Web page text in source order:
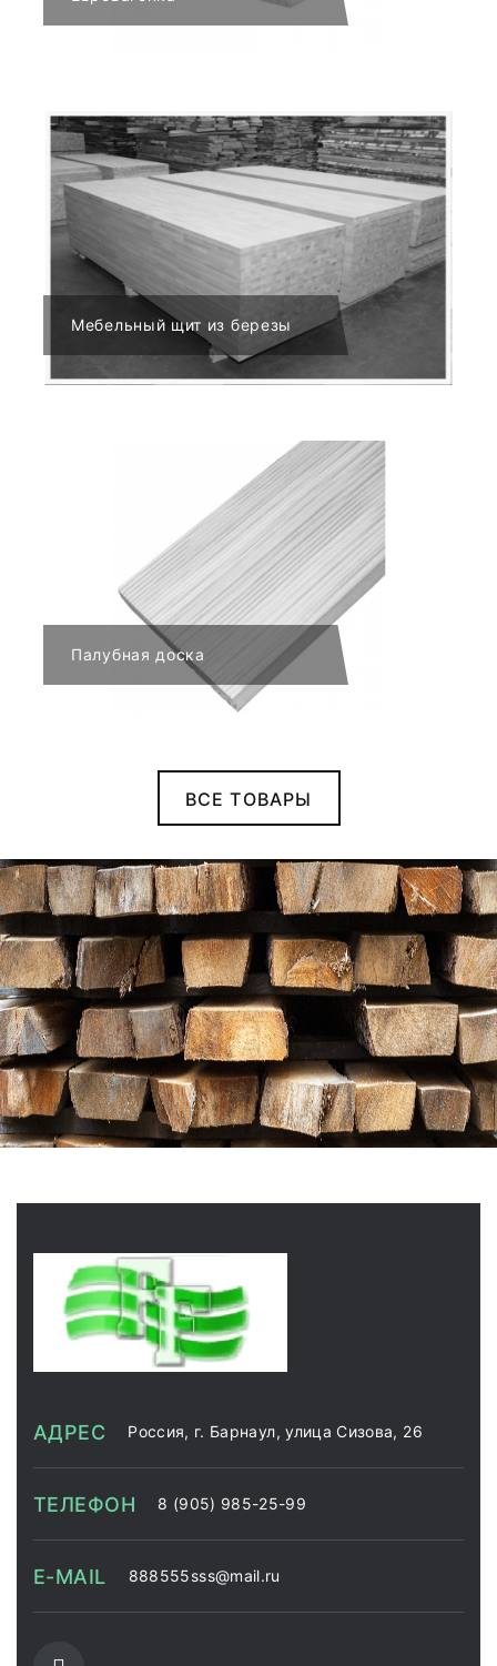
Мебельный щит из березы
Палубная доска
ВСЕ ТОВАРЫ
АДРЕС Россия, г. Барнаул, улица Сизова, 26
ТЕЛЕФОН 8 (905) 985-25-99
E-MAIL 888555sss@mail.ru